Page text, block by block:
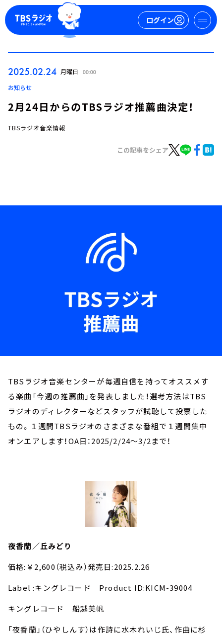
ログイン
トピックス
イベント・グッズ
2025.02.24 月曜日 00:00
お知らせ
2月24日からのTBSラジオ推薦曲決定！
TBSラジオ音楽情報
この記事をシェア
TBSラジオ音楽センターが毎週自信を持ってオススメす
る楽曲「今週の推薦曲」を発表しました！選考方法はTBS
ラジオのディレクターなどスタッフが試聴して投票した
もの。１週間TBSラジオのさまざまな番組で１週間集中
オンエアします！OA日：2025/2/24～3/2まで！
夜香蘭／丘みどり
価格:￥2,600（税込み）発売日:2025.2.26
Label :キングレコード Product ID:KICM-39004
キングレコード 船越美帆
「夜香蘭」（ひやしんす）は作詩に水木れいじ氏、作曲に杉